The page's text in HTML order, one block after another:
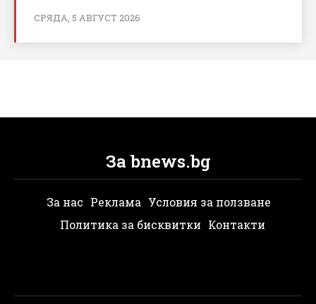
СРЯДА, 5 АВГУСТ 2026
За bnews.bg
За нас Реклама Условия за ползване
Политика за бисквитки Контакти